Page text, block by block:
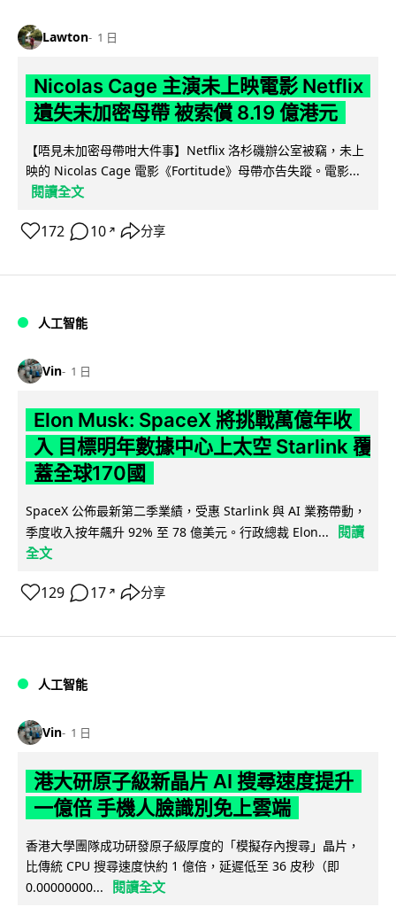
Lawton 1 日
Nicolas Cage 主演未上映電影 Netflix
遺失未加密母帶 被索償 8.19 億港元
【唔見未加密母帶咁大件事】Netflix 洛杉磯辦公室被竊，未上
映的 Nicolas Cage 電影《Fortitude》母帶亦告失蹤。電影...
閱讀全文
172 10 ↗ 分享
人工智能
Vin 1 日
Elon Musk: SpaceX 將挑戰萬億年收
入 目標明年數據中心上太空 Starlink 覆
蓋全球170國
SpaceX 公佈最新第二季業績，受惠 Starlink 與 AI 業務帶動，
季度收入按年飆升 92% 至 78 億美元。行政總裁 Elon...
閱讀
全文
129 17 ↗ 分享
人工智能
Vin 1 日
港大研原子級新晶片 AI 搜尋速度提升
一億倍 手機人臉識別免上雲端
香港大學團隊成功研發原子級厚度的「模擬存內搜尋」晶片，
比傳統 CPU 搜尋速度快約 1 億倍，延遲低至 36 皮秒（即
0.00000000...
閱讀全文